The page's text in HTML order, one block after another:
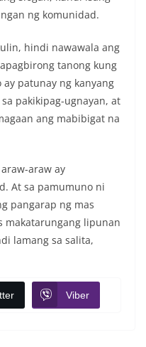
ng komunidad.
hindi nawawala ang
tanong kung
ay patunay ng kanyang
pakikipag-ugnayan, at
ang mabibigat na
araw ay
At sa pamumuno ni
pangarap ng mas
makatarungang lipunan
lamang sa salita,
Viber